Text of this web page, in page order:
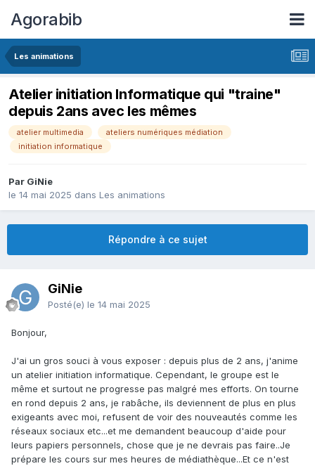
Agorabib
Les animations
Atelier initiation Informatique qui "traine"
depuis 2ans avec les mêmes
atelier multimedia
ateliers numériques médiation
initiation informatique
Par GiNie
le 14 mai 2025 dans Les animations
Répondre à ce sujet
GiNie
Posté(e) le 14 mai 2025
Bonjour,
J'ai un gros souci à vous exposer : depuis plus de 2 ans, j'anime
un atelier initiation informatique. Cependant, le groupe est le
même et surtout ne progresse pas malgré mes efforts. On tourne
en rond depuis 2 ans, je rabâche, ils deviennent de plus en plus
exigeants avec moi, refusent de voir des nouveautés comme les
réseaux sociaux etc...et me demandent beaucoup d'aide pour
leurs papiers personnels, chose que je ne devrais pas faire..Je
prépare les cours sur mes heures de médiathèque...Et ce n'est